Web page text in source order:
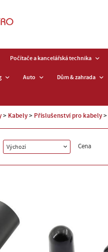
Počítače a kancelářská technika
Auto Dům & zahrada
Kabely Příslušenství pro kabely
Výchozí Cena